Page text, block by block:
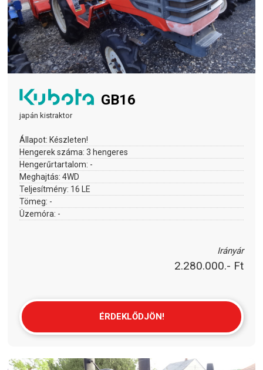
GB16
japán kistraktor
Állapot: Készleten!
Hengerek száma:3 hengeres
Hengerűrtartalom: -
Meghajtás:4WD
Teljesítmény: 16 LE
Tömeg: -
Üzemóra: -
Irányár
2.280.000.- Ft
ÉRDEKLŐDJÖN!